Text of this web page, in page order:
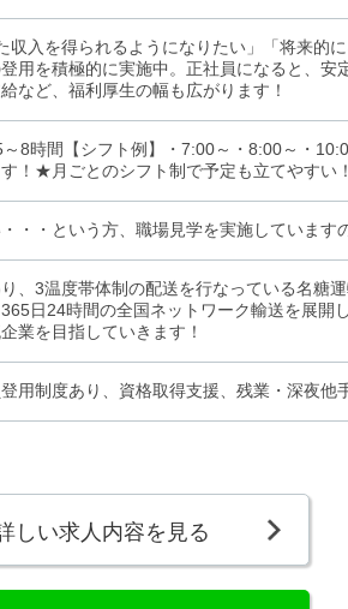
収入を得られるようになりたい」「将来的
用を積極的に実施中。正社員になると、安
など、福利厚生の幅も広がります！
8時間【シフト例】・7:00～・8:00～・
！★月ごとのシフト制で予定も立てやすい！
・・という方、職場見学を実施しています
、3温度帯体制の配送を行なっている名糖
日24時間の全国ネットワーク輸送を展開
業を目指していきます！
用制度あり、資格取得支援、残業・深夜他
しい求人内容を見る